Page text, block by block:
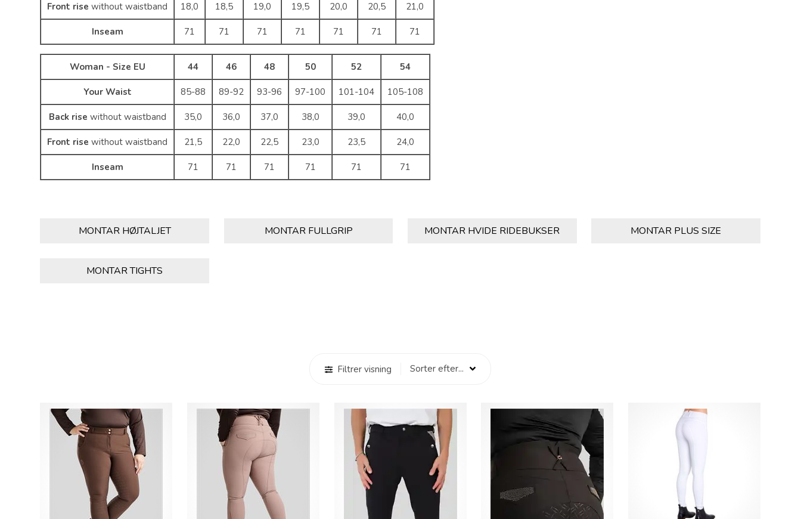
Front risewithout waistband 18,0 18,5 19,0 19,5 20,0 20,5 21,0
Inseam 71 71 71 71 71 71 71
Woman - Size EU 44 46 48 50 52 54
Your Waist 85-88 89-92 93-96 97-100 101-104 105-108
Back rise without waistband 35,0 36,0 37,0 38,0 39,0 40,0
Front rise without waistband 21,5 22,0 22,5 23,0 23,5 24,0
Inseam 71 71 71 71 71 71
MONTAR HØJTALJET MONTAR FULLGRIP MONTAR HVIDE RIDEBUKSER MONTAR PLUS SIZE
MONTAR TIGHTS
Filtrer visning